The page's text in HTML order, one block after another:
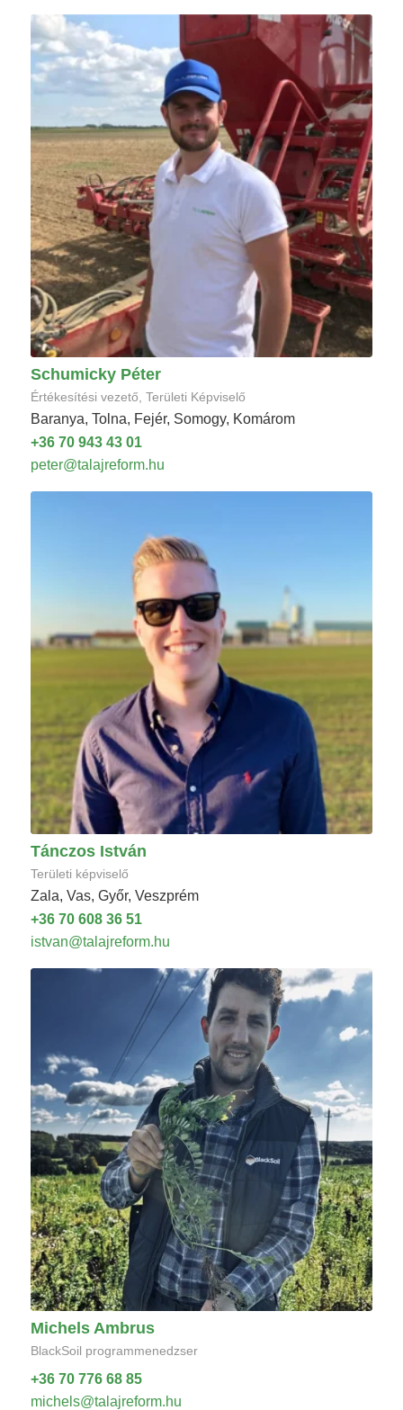
Schumicky Péter
Értékesítési vezető, Területi Képviselő
Baranya, Tolna, Fejér, Somogy, Komárom
+36 70 943 43 01
peter@talajreform.hu
Tánczos István
Területi képviselő
Zala, Vas, Győr, Veszprém
+36 70 608 36 51
istvan@talajreform.hu
Michels Ambrus
BlackSoil programmenedzser
+36 70 776 68 85
michels@talajreform.hu